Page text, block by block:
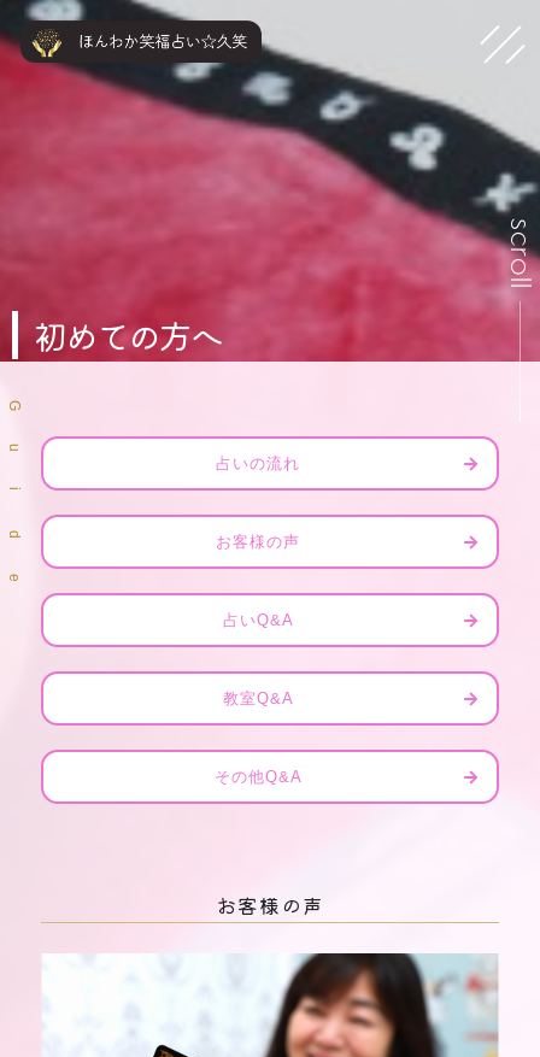
scroll
初めての方へ
G
u
d
e
占いの流れ
お客様の声
占いQ&A
教室Q&A
その他Q&A
お客様の声